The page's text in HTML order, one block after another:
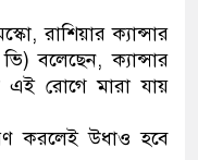
জালিয়াতি চক্রের পাঁচ
পরিবর্তন চেয়েছে বলেই
রাশিয়ার ক্যান্সার
বলেছেন, ক্যান্সার
এই রোগে মারা যায়
করলেই উধাও হবে